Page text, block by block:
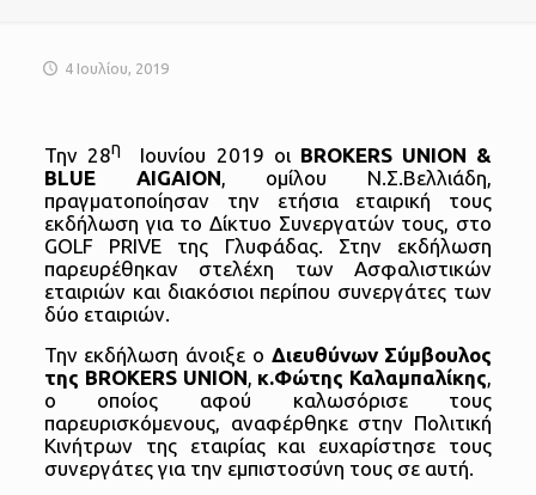
4 Ιουλίου, 2019
Την 28ηΙουνίου 2019 οι BROKERS UNION &
BLUE
AIGAION, ομίλου Ν.Σ.Βελλιάδη,
πραγματοποίησαν την ετήσια εταιρική τους
εκδήλωση για το Δίκτυο Συνεργατών τους, στο
GOLF PRIVΕ της Γλυφάδας. Στην εκδήλωση
παρευρέθηκαν στελέχη των Ασφαλιστικών
εταιριών και διακόσιοι περίπου συνεργάτες των
δύο εταιριών.
Την εκδήλωση άνοιξε ο Διευθύνων Σύμβουλος
της BROKERS UNION, κ.Φώτης Καλαμπαλίκης,
ο οποίος αφού καλωσόρισε τους
παρευρισκόμενους, αναφέρθηκε στην Πολιτική
Κινήτρων της εταιρίας και ευχαρίστησε τους
συνεργάτες για την εμπιστοσύνη τους σε αυτή.